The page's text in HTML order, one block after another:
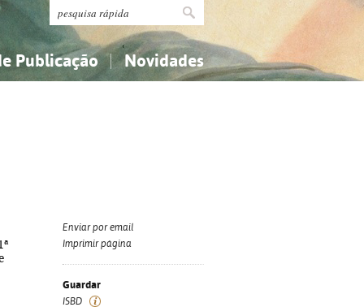
Publicação Novidades
Enviar por email
Imprimir página
Guardar
ISBD